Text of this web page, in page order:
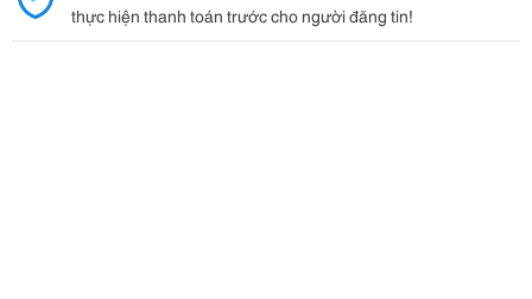
thực hiện thanh toán trước cho người đăng tin!